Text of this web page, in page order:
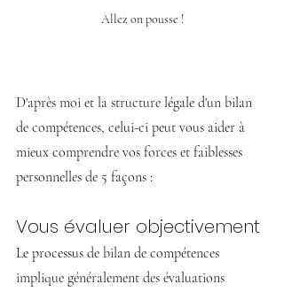
Allez on pousse !
D'après moi et la structure légale d'un bilan
de compétences, celui-ci peut vous aider à
mieux comprendre vos forces et faiblesses
personnelles de 5 façons :
Vous évaluer objectivement
Le processus de bilan de compétences
implique généralement des évaluations